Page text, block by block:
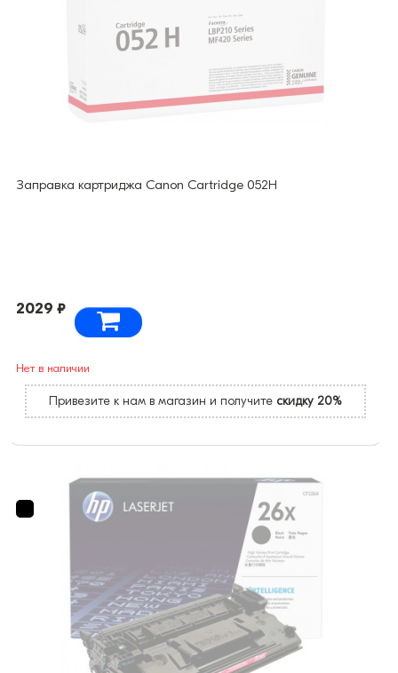
Заправка картриджа Canon Cartridge 052H
2029 ₽
Нет в наличии
Привезите к нам в магазин и получите скидку 20%